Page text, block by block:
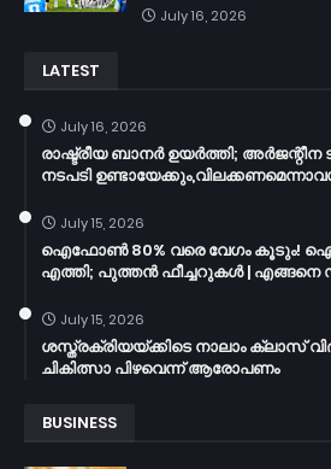
July 16, 2026
LATEST
July 16, 2026
രാഷ്ട്രീയ ബാനർ ഉയർത്തി; അർജന്റീന
നടപടി
July 15, 2026
ഐഫോൺ 80% വരെ വേഗം കൂടും!
എത്തി; പുത്തൻ ഫീച്ചറുകൾ |
July 15, 2026
ശസ്ത്രക്രിയയ്ക്കിടെ നാലാം ക്ലാസ്
ചികിത്സാ പിഴവെന്ന് ആരോപണം
BUSINESS